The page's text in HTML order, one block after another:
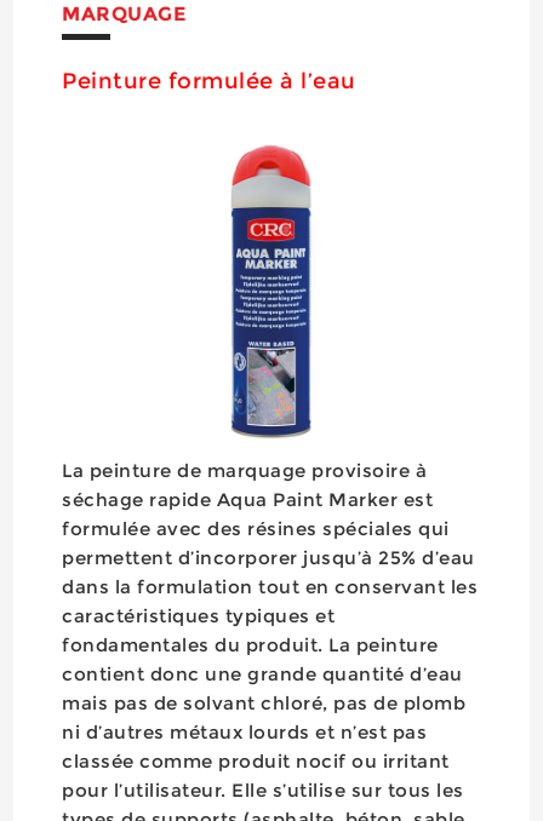
MARQUAGE
Peinture formulée à l’eau
La peinture de marquage provisoire à
séchage rapide Aqua Paint Marker est
formulée avec des résines spéciales qui
permettent d’incorporer jusqu’à 25% d’eau
dans la formulation tout en conservant les
caractéristiques typiques et
fondamentales du produit. La peinture
contient donc une grande quantité d’eau
mais pas de solvant chloré, pas de plomb
ni d’autres métaux lourds et n’est pas
classée comme produit nocif ou irritant
pour l’utilisateur. Elle s’utilise sur tous les